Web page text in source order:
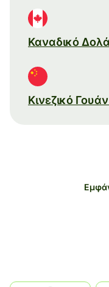
Καναδικό
Κινεζικό